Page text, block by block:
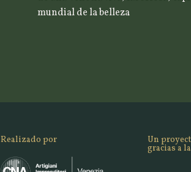
mundial de la belleza
Realizado por Un
gracias a